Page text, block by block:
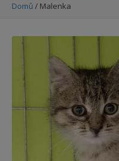
Domů / Malenka